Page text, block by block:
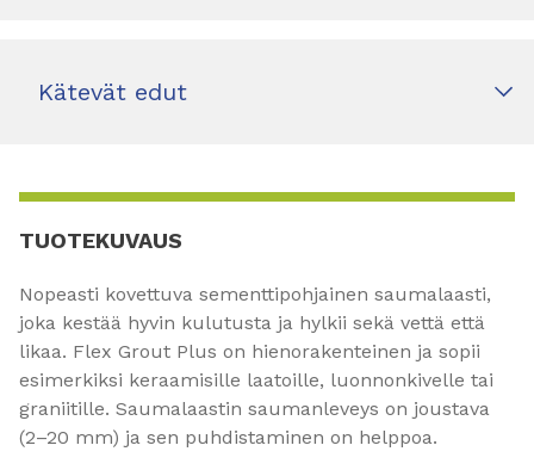
Kätevät edut
TUOTEKUVAUS
Nopeasti kovettuva sementtipohjainen saumalaasti,
joka kestää hyvin kulutusta ja hylkii sekä vettä että
likaa. Flex Grout Plus on hienorakenteinen ja sopii
esimerkiksi keraamisille laatoille, luonnonkivelle tai
graniitille. Saumalaastin saumanleveys on joustava
(2–20 mm) ja sen puhdistaminen on helppoa.